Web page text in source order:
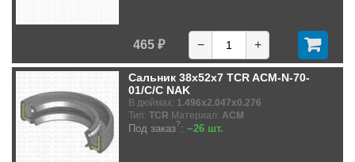
465 ₽ − +
Сальник 38x52x7 TCR ACM-N-70-
01/C/C NAK
В дюймах: 1.496x2.047x0.276
Тип: TCR Материал: ACM
Под заказ?: ~26 шт.